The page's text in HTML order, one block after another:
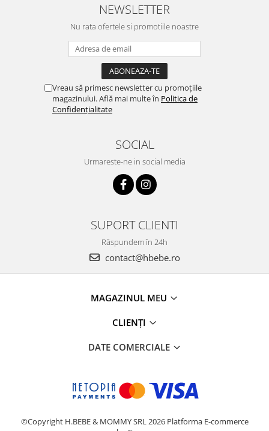
NEWSLETTER
Nu rata ofertele si promotiile noastre
Vreau să primesc newsletter cu promoțiile
magazinului. Află mai multe în Politica de
Confidențialitate
SOCIAL
Urmareste-ne in social media
SUPORT CLIENTI
Răspundem în 24h
contact@hbebe.ro
MAGAZINUL MEU
CLIENȚI
DATE COMERCIALE
©Copyright H.BEBE & MOMMY SRL 2026 Platforma E-commerce